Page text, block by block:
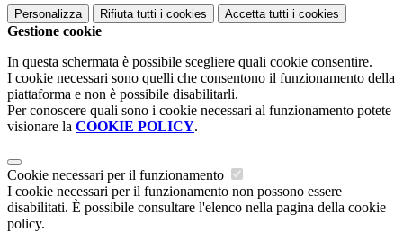
Personalizza Rifiuta tutti i cookies Accetta tutti i cookies
Gestione cookie
In questa schermata è possibile scegliere quali cookie consentire.
I cookie necessari sono quelli che consentono il funzionamento della
piattaforma e non è possibile disabilitarli.
Per conoscere quali sono i cookie necessari al funzionamento potete
visionare la COOKIE POLICY.
Cookie necessari per il funzionamento
I cookie necessari per il funzionamento non possono essere
disabilitati. È possibile consultare l'elenco nella pagina della cookie
policy.